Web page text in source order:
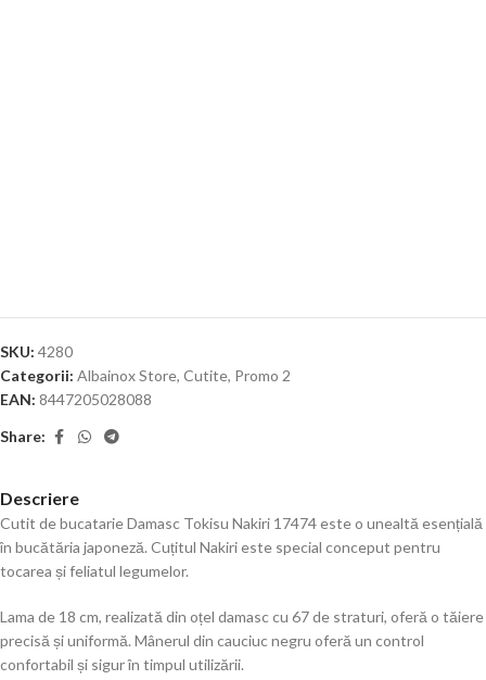
SKU: 4280
Categorii: Albainox Store, Cutite, Promo 2
EAN: 8447205028088
Share:
Descriere
Cutit de bucatarie Damasc Tokisu Nakiri 17474 este o unealtă esențială
în bucătăria japoneză. Cuțitul Nakiri este special conceput pentru
tocarea și feliatul legumelor.
Lama de 18 cm, realizată din oțel damasc cu 67 de straturi, oferă o tăiere
precisă și uniformă. Mânerul din cauciuc negru oferă un control
confortabil și sigur în timpul utilizării.